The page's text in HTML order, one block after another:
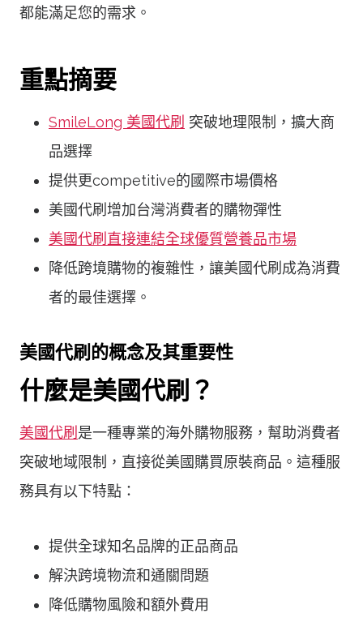
都能滿足您的需求。
重點摘要
SmileLong 美國代刷 突破地理限制，擴大商
品選擇
提供更competitive的國際市場價格
美國代刷增加台灣消費者的購物彈性
美國代刷直接連結全球優質營養品市場
降低跨境購物的複雜性，讓美國代刷成為消費
者的最佳選擇。
美國代刷的概念及其重要性
什麼是美國代刷？
美國代刷 是一種專業的海外購物服務，幫助消費者
突破地域限制，直接從美國購買原裝商品。這種服
務具有以下特點：
提供全球知名品牌的正品商品
解決跨境物流和通關問題
降低購物風險和額外費用